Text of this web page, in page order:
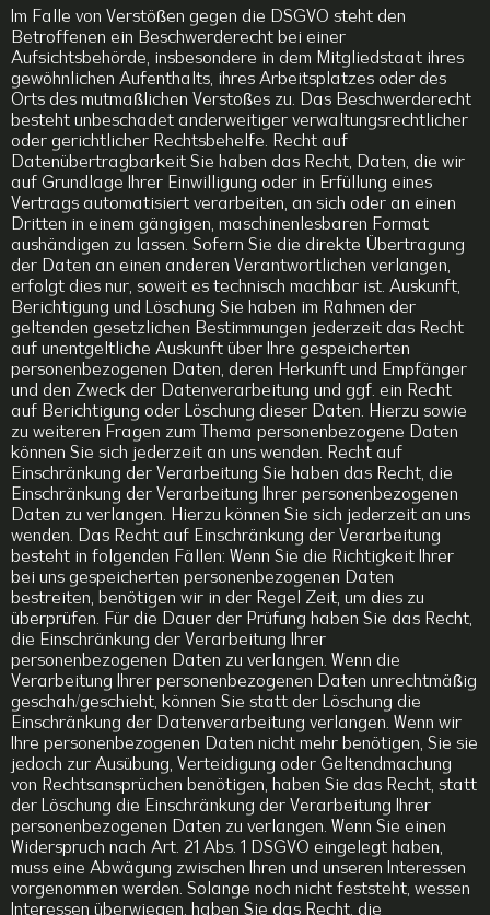
Im Falle von Verstößen gegen die DSGVO steht den
Betroffenen ein Beschwerderecht bei einer
Aufsichtsbehörde, insbesondere in dem Mitgliedstaat ihres
gewöhnlichen Aufenthalts, ihres Arbeitsplatzes oder des
Orts des mutmaßlichen Verstoßes zu. Das Beschwerderecht
besteht unbeschadet anderweitiger verwaltungsrechtlicher
oder gerichtlicher Rechtsbehelfe. Recht auf
Datenübertragbarkeit Sie haben das Recht, Daten, die wir
auf Grundlage Ihrer Einwilligung oder in Erfüllung eines
Vertrags automatisiert verarbeiten, an sich oder an einen
Dritten in einem gängigen, maschinenlesbaren Format
aushändigen zu lassen. Sofern Sie die direkte Übertragung
der Daten an einen anderen Verantwortlichen verlangen,
erfolgt dies nur, soweit es technisch machbar ist. Auskunft,
Berichtigung und Löschung Sie haben im Rahmen der
geltenden gesetzlichen Bestimmungen jederzeit das Recht
auf unentgeltliche Auskunft über Ihre gespeicherten
personenbezogenen Daten, deren Herkunft und Empfänger
und den Zweck der Datenverarbeitung und ggf. ein Recht
auf Berichtigung oder Löschung dieser Daten. Hierzu sowie
zu weiteren Fragen zum Thema personenbezogene Daten
können Sie sich jederzeit an uns wenden. Recht auf
Einschränkung der Verarbeitung Sie haben das Recht, die
Einschränkung der Verarbeitung Ihrer personenbezogenen
Daten zu verlangen. Hierzu können Sie sich jederzeit an uns
wenden. Das Recht auf Einschränkung der Verarbeitung
besteht in folgenden Fällen: Wenn Sie die Richtigkeit Ihrer
bei uns gespeicherten personenbezogenen Daten
bestreiten, benötigen wir in der Regel Zeit, um dies zu
überprüfen. Für die Dauer der Prüfung haben Sie das Recht,
die Einschränkung der Verarbeitung Ihrer
personenbezogenen Daten zu verlangen. Wenn die
Verarbeitung Ihrer personenbezogenen Daten unrechtmäßig
geschah/geschieht, können Sie statt der Löschung die
Einschränkung der Datenverarbeitung verlangen. Wenn wir
Ihre personenbezogenen Daten nicht mehr benötigen, Sie sie
jedoch zur Ausübung, Verteidigung oder Geltendmachung
von Rechtsansprüchen benötigen, haben Sie das Recht, statt
der Löschung die Einschränkung der Verarbeitung Ihrer
personenbezogenen Daten zu verlangen. Wenn Sie einen
Widerspruch nach Art. 21 Abs. 1 DSGVO eingelegt haben,
muss eine Abwägung zwischen Ihren und unseren Interessen
vorgenommen werden. Solange noch nicht feststeht, wessen
Interessen überwiegen, haben Sie das Recht, die